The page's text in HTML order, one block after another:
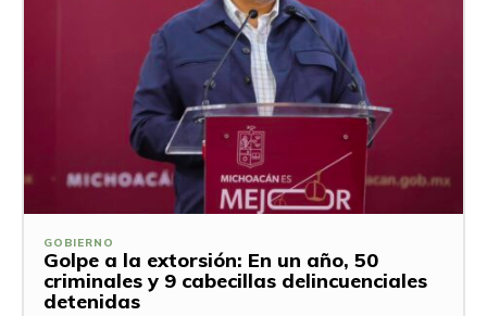
GOBIERNO
Golpe a la extorsión: En un año, 50
criminales y 9 cabecillas delincuenciales
detenidas